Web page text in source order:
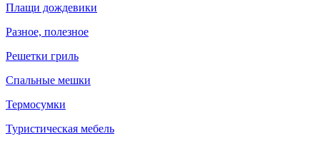
Плащи дождевики
Разное, полезное
Решетки гриль
Спальные мешки
Термосумки
Туристическая мебель